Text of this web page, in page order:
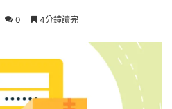
0 4分鐘讀完